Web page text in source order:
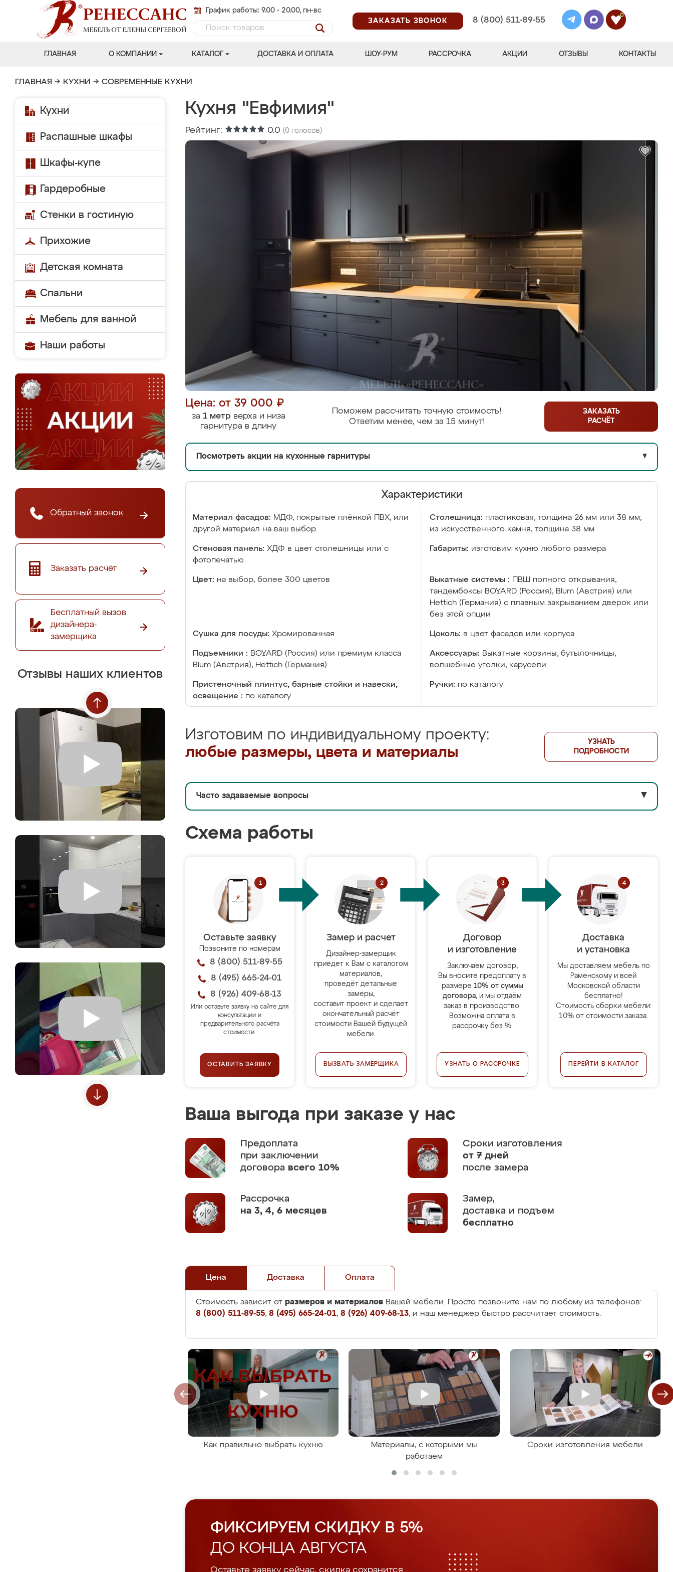
График работы: 9.00 - 20.00, пн-вс
ЗАКАЗАТЬ ЗВОНОК
8 (800) 511-89-55
0
ГЛАВНАЯ О КОМПАНИИ КАТАЛОГ ДОСТАВКА И ОПЛАТА ШОУ-РУМ РАССРОЧКА АКЦИИ ОТЗЫВЫ КОНТАКТЫ
ГЛАВНАЯ → КУХНИ → СОВРЕМЕННЫЕ КУХНИ
Кухни
Распашные шкафы
Шкафы-купе
Гардеробные
Стенки в гостиную
Прихожие
Детская комната
Спальни
Мебель для ванной
Наши работы
Обратный звонок
Заказать расчёт
Бесплатный вызов
дизайнера-
замерщика
Отзывы наших клиентов
Кухня "Евфимия"
Рейтинг: 0.0 (0 голосов)
Цена: от 39 000 ₽
за 1 метрверха и низа
гарнитура в длину
Поможем рассчитать точную стоимость!
Ответим менее, чем за 15 минут!
ЗАКАЗАТЬ
РАСЧЁТ
Посмотреть акции на кухонные гарнитуры ▼
Характеристики
Материал фасадов: МДФ, покрытые плёнкой ПВХ, или
другой материал на ваш выбор
Столешница: пластиковая, толщина 26 мм или 38 мм;
из искусственного камня, толщина 38 мм
Стеновая панель: ХДФ в цвет столешницы или с
фотопечатью
Габариты: изготовим кухню любого размера
Цвет: на выбор, более 300 цветов Выкатные системы :
ПВШ полного открывания,
тандембоксы BOYARD (Россия), Blum (Австрия) или
Hettich (Германия) с плавным закрыванием дверок или
без этой опции
Сушка для посуды: Хромированная Цоколь: в цвет фасадов или корпуса
Подъемники : BOYARD (Россия) или премиум класса
Blum (Австрия), Hettich (Германия)
Аксессуары: Выкатные корзины, бутылочницы,
волшебные уголки, карусели
Пристеночный плинтус, барные стойки и навески,
освещение : по каталогу
Ручки: по каталогу
Изготовим по индивидуальному проекту:
любые размеры, цвета и материалы
УЗНАТЬ
ПОДРОБНОСТИ
Часто задаваемые вопросы ▼
Схема работы
Оставьте заявку
Позвоните по номерам
8 (800) 511-89-55
8 (495) 665-24-01
8 (926) 409-68-13
Или оставьте заявку на сайте для
консультации и
предварительного расчёта
стоимости.
ОСТАВИТЬ ЗАЯВКУ
Замер и расчет
Дизайнер-замерщик
приедет к Вам с каталогом
материалов,
проведёт детальные
замеры,
составит проект и сделает
окончательный расчёт
стоимости Вашей будущей
мебели.
ВЫЗВАТЬ ЗАМЕРЩИКА
Договор
и изготовление
Заключаем договор,
Вы вносите предоплату в
размере 10% от суммы
договора, и мы отдаём
заказ в производство.
Возможна оплата в
рассрочку без %.
УЗНАТЬ О РАССРОЧКЕ
Доставка
и установка
Мы доставляем мебель по
Раменскому и всей
Московской области
бесплатно!
Стоимость сборки мебели:
10% от стоимости заказа.
ПЕРЕЙТИ В КАТАЛОГ
Ваша выгода при заказе у нас
Предоплата
при заключении
договора всего 10%
Сроки изготовления
от 7 дней
после замера
Рассрочка
на 3, 4, 6 месяцев
Замер,
доставка и подъем
бесплатно
Цена Доставка Оплата
Стоимость зависит от размеров и материалов Вашей мебели. Просто позвоните нам по любому из телефонов:
8 (800) 511-89-55, 8 (495) 665-24-01, 8 (926) 409-68-13, и наш менеджер быстро рассчитает стоимость.
Как правильно выбрать кухню
Материалы, с которыми мы
работаем
Сроки изготовления мебели
ФИКСИРУЕМ СКИДКУ В 5%
ДО КОНЦА АВГУСТА
Оставьте заявку сейчас, скидка сохранится.